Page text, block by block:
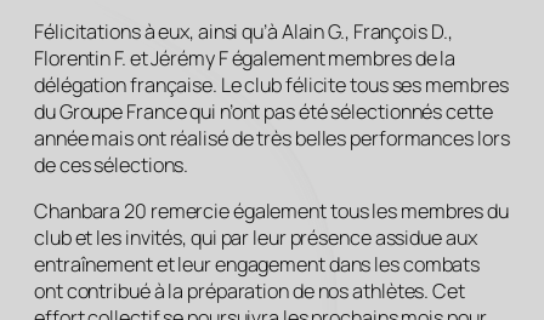
Félicitations à eux, ainsi qu’à Alain G., François D.,
Florentin F. et Jérémy F également membres de la
délégation française. Le club félicite tous ses membres
du Groupe France qui n’ont pas été sélectionnés cette
année mais ont réalisé de très belles performances lors
de ces sélections.
Chanbara 20 remercie également tous les membres du
club et les invités, qui par leur présence assidue aux
entraînement et leur engagement dans les combats
ont contribué à la préparation de nos athlètes. Cet